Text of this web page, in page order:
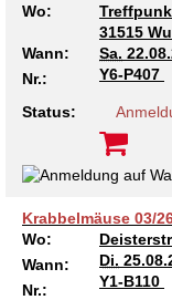
Wo:
31515
Wann:
Sa.
Nr.:
Y6-P407
Status:
Krabbelmäuse 03/
Wo:
Wann:
Di.
Nr.:
Y1-B110